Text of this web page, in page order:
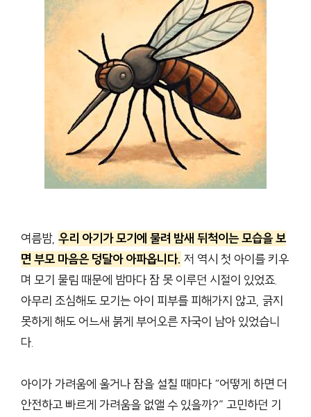
여름밤, 우리 아기가 모기에 물려 밤새 뒤척이는 모습을 보
면 부모 마음은 덩달아 아파옵니다. 저 역시 첫 아이를 키우
며 모기 물림 때문에 밤마다 잠 못 이루던 시절이 있었죠.
아무리 조심해도 모기는 아이 피부를 피해가지 않고, 긁지
못하게 해도 어느새 붉게 부어오른 자국이 남아 있었습니
다.
아이가 가려움에 울거나 잠을 설칠 때마다 “어떻게 하면 더
안전하고 빠르게 가려움을 없앨 수 있을까?” 고민하던 기